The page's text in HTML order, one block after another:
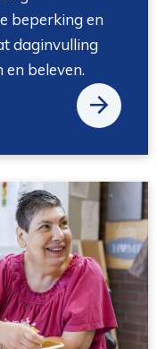
beperking en
daginvulling
beleven.